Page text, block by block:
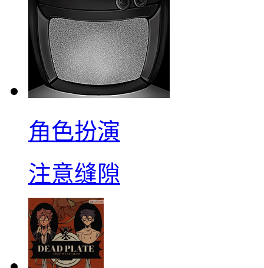
角色扮演
注意缝隙